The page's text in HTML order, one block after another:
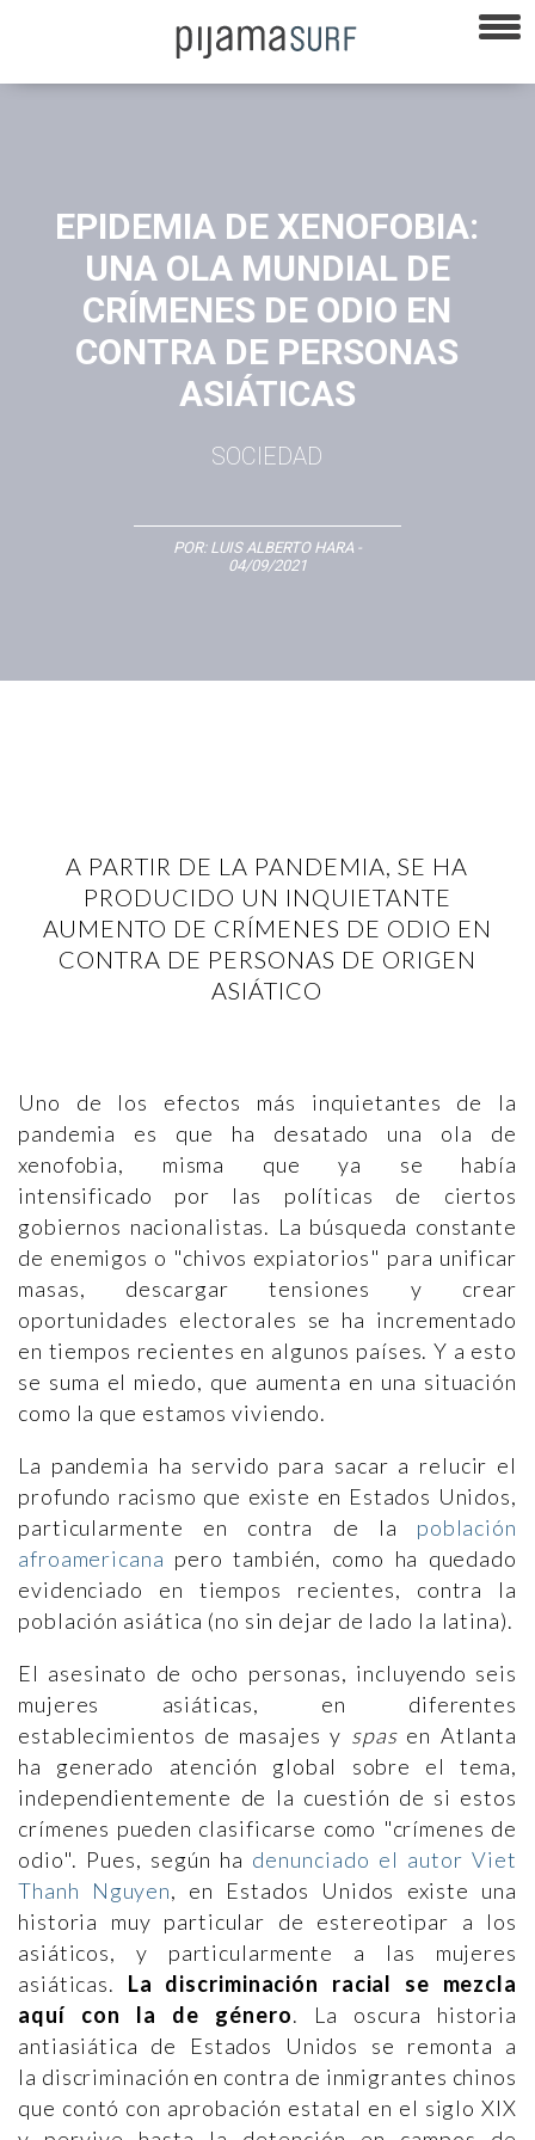
EPIDEMIA DE XENOFOBIA:
UNA OLA MUNDIAL DE
CRÍMENES DE ODIO EN
CONTRA DE PERSONAS
ASIÁTICAS
SOCIEDAD
POR: LUIS ALBERTO HARA -
04/09/2021
A PARTIR DE LA PANDEMIA, SE HA
PRODUCIDO UN INQUIETANTE
AUMENTO DE CRÍMENES DE ODIO EN
CONTRA DE PERSONAS DE ORIGEN
ASIÁTICO
Uno de los efectos más inquietantes de la
pandemia es que ha desatado una ola de
xenofobia, misma que ya se había
intensificado por las políticas de ciertos
gobiernos nacionalistas. La búsqueda constante
de enemigos o "chivos expiatorios" para unificar
masas, descargar tensiones y crear
oportunidades electorales se ha incrementado
en tiempos recientes en algunos países. Y a esto
se suma el miedo, que aumenta en una situación
como la que estamos viviendo.
La pandemia ha servido para sacar a relucir el
profundo racismo que existe en Estados Unidos,
particularmente en contra de la población
afroamericana pero también, como ha quedado
evidenciado en tiempos recientes, contra la
población asiática (no sin dejar de lado la latina).
El asesinato de ocho personas, incluyendo seis
mujeres asiáticas, en diferentes
establecimientos de masajes y spasen Atlanta
ha generado atención global sobre el tema,
independientemente de la cuestión de si estos
crímenes pueden clasificarse como "crímenes de
odio". Pues, según ha denunciado el autor Viet
Thanh Nguyen, en Estados Unidos existe una
historia muy particular de estereotipar a los
asiáticos, y particularmente a las mujeres
asiáticas. La discriminación racial se mezcla
aquí con la de género. La oscura historia
antiasiática de Estados Unidos se remonta a
la discriminación en contra de inmigrantes chinos
que contó con aprobación estatal en el siglo XIX